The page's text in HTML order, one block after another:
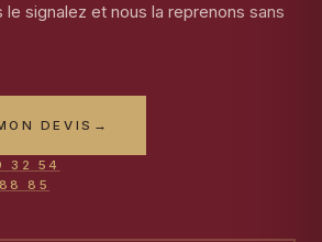
signalez et nous la reprenons sans
DEVIS →
32 54
85